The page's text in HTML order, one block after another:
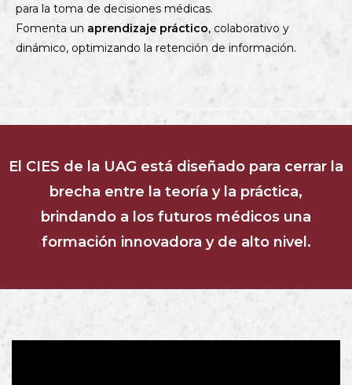
para la toma de decisiones médicas.
Fomenta un aprendizaje práctico, colaborativo y
dinámico, optimizando la retención de información.
El CIES de la UAG está diseñado para cerrar la
brecha entre la teoría y la práctica,
brindando a los futuros médicos una
formación innovadora y de alto nivel.